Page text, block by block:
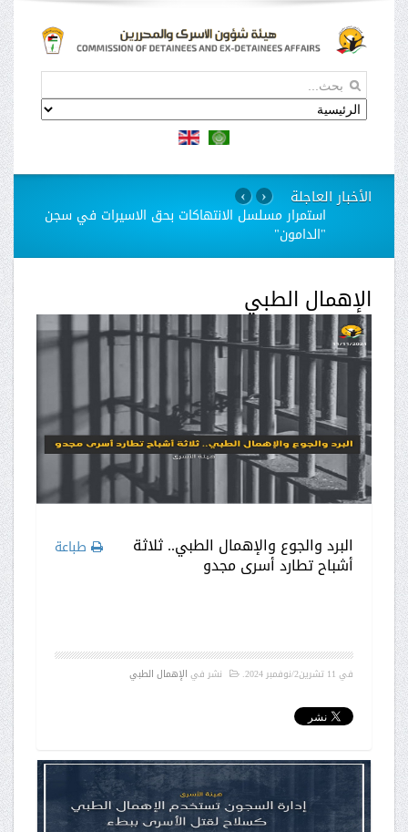
الأخبار العاجلة
استمرار مسلسل الانتهاكات بحق الاسيرات في سجن
"الدامون"
› ‹
الإهمال الطبي
طباعة البرد والجوع والإهمال الطبي.. ثلاثة
أشباح تطارد أسرى مجدو
في 11 تشرين2/نوفمبر 2024 . نشر في الإهمال الطبي